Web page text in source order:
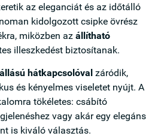
az eleganciát és az időtálló
kidolgozott csipke övrész
miközben az állítható
illeszkedést biztosítanak.
hátkapcsolóval záródik,
és kényelmes viseletet nyújt. A
tökéletes: csábító
vagy akár egy elegáns
is kiváló választás.